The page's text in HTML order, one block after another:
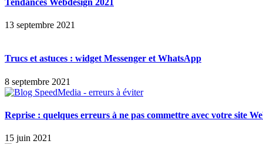
Tendances Webdesign 2021
13 septembre 2021
Trucs et astuces : widget Messenger et WhatsApp
8 septembre 2021
Reprise : quelques erreurs à ne pas commettre avec votre site
15 juin 2021